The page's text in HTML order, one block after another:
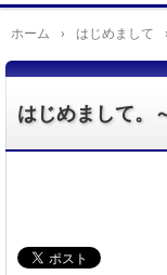
ホーム › はじめまして ›
はじめまして。